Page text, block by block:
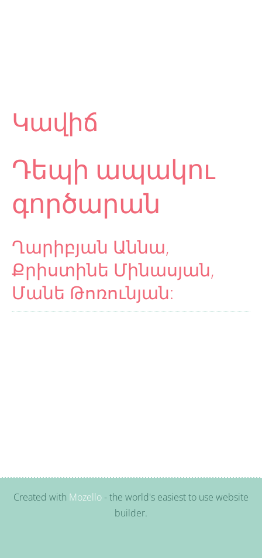
Կավիճ
Դեպի ապակու
գործարան
Ղարիբյան Աննա,
Քրիստինե Մինասյան,
Մանե Թոռունյան:
Created with Mozello- the world's easiest to use website
builder.